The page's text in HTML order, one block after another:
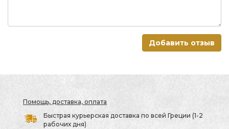
Добавить отзыв
Помощь, доставка, оплата
Быстрая курьерская доставка по всей Греции (1-2
рабочих дня)